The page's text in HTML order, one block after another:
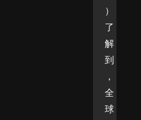
）
了
解
到
，
全
球